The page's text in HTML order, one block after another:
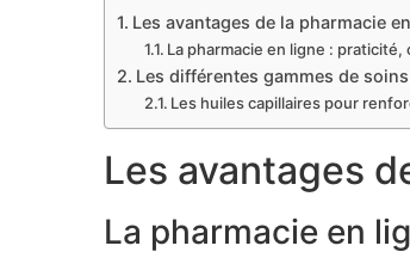
Les avantages de la pharmacie
La pharmacie en ligne :
Les différentes gammes de
Les huiles capillaires pour
Les avantages
La pharmacie en